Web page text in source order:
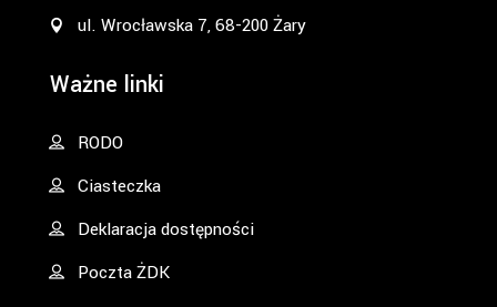
ul. Wrocławska 7, 68-200 Żary
Ważne linki
RODO
Ciasteczka
Deklaracja dostępności
Poczta ŻDK